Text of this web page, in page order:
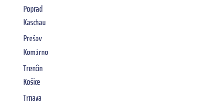
Poprad
Kaschau
Prešov
Komárno
Trenčín
Košice
Trnava